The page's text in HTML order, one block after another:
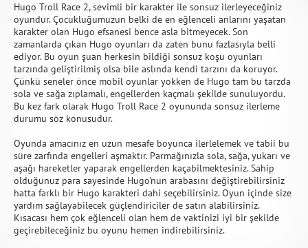
Hugo Troll Race 2, sevimli bir karakter ile sonsuz ilerleyeceğiniz
oyundur. Çocukluğumuzun belki de en eğlenceli anlarını yaşatan
karakter olan Hugo efsanesi bence asla bitmeyecek. Son
zamanlarda çıkan Hugo oyunları da zaten bunu fazlasıyla belli
ediyor. Bu oyun şuan herkesin bildiği sonsuz koşu oyunları
tarzında geliştirilmiş olsa bile aslında kendi tarzını da koruyor.
Çünkü seneler önce mobil oyunlar yokken de Hugo tam bu tarzda
sola ve sağa zıplamalı, engellerden kaçmalı şekilde sunuluyordu.
Bu kez fark olarak Hugo Troll Race 2 oyununda sonsuz ilerleme
durumu söz konusudur.
Oyunda amacınız en uzun mesafe boyunca ilerlelemek ve tabii bu
süre zarfında engelleri aşmaktır. Parmağınızla sola, sağa, yukarı ve
aşağı hareketler yaparak engellerden kaçabilmektesiniz. Sahip
olduğunuz para sayesinde Hugo'nun arabasını değiştirebilirsiniz
hatta farklı bir Hugo karakteri dahi seçebilirsiniz. Oyun içinde size
yardım sağlayabilecek güçlendiriciler de satın alabilirsiniz.
Kısacası hem çok eğlenceli olan hem de vaktinizi iyi bir şekilde
geçirebileceğiniz bu oyunu hemen indirebilirsiniz.